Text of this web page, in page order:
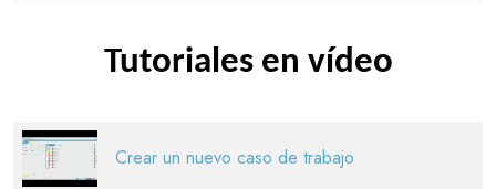
Tutoriales en vídeo
Crear un nuevo caso de trabajo